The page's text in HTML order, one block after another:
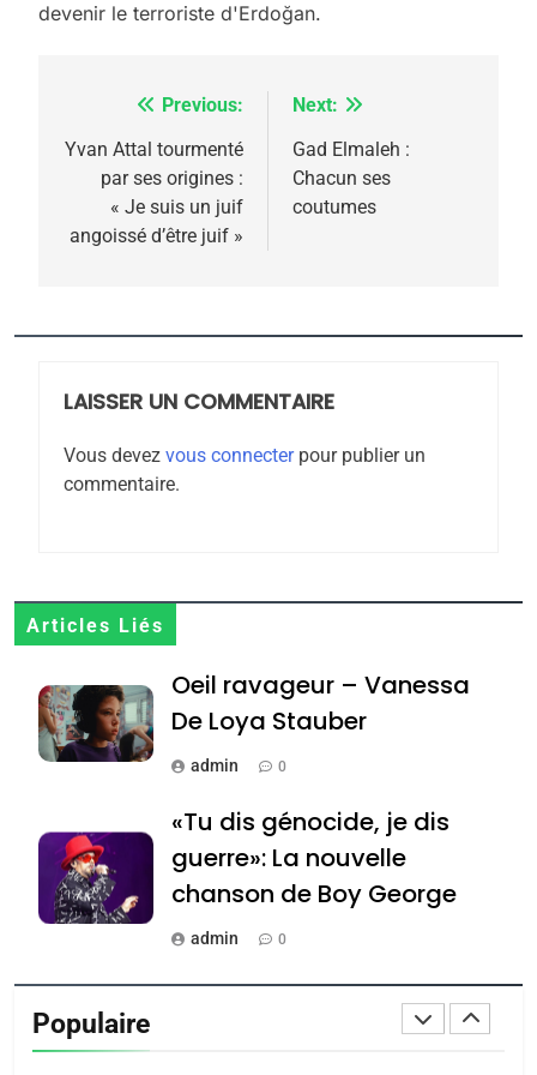
devenir le terroriste d'Erdoğan.
Navigation
de
l’article
Previous:
Yvan Attal tourmenté
par ses origines :
« Je suis un juif
angoissé d’être juif »
Next:
Gad Elmaleh :
Chacun ses
coutumes
LAISSER UN COMMENTAIRE
Vous devez vous connecterpour publier un
commentaire.
Articles Liés
Oeil ravageur – Vanessa
De Loya Stauber
admin 0
«Tu dis génocide, je dis
guerre»: La nouvelle
chanson de Boy George
admin 0
Tout sur la Nostalgie
Populaire
5
2025, l’année la plus
meurtrière selon le
rapport d’ADL contre
FRANCE
FIÈRE, DIGNE ET RÉSILIENTE :
MA JUDAÏTE par Thérèse
ISRAÉL JUDAISME
7
8
Tafraout, le miel de Tadla
Azilal consacrés produits
du terroir
DAFINA MAROC
Oeil ravageur – Vanessa
De Loya Stauber
guerre»: La nouvelle
chanson de Boy George